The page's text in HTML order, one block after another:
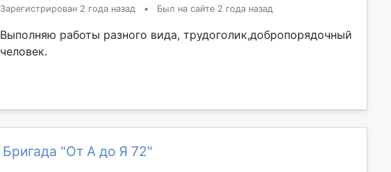
Зарегистрирован 2 года назад • Был на сайте 2 года назад
Выполняю работы разного вида, трудоголик,добропорядочный
человек.
Бригада "От А до Я 72"